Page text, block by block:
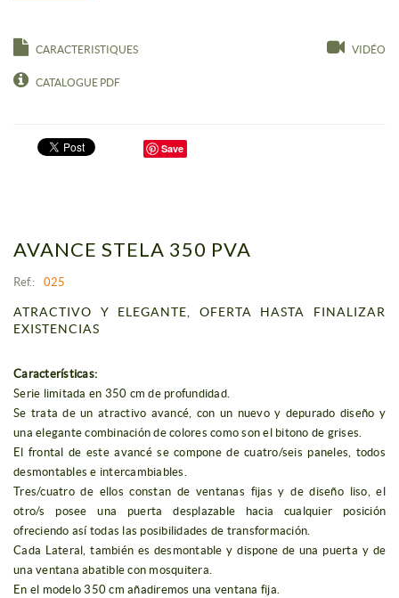
CARACTERISTIQUES
CATALOGUE PDF
VIDÉO
Save
AVANCE STELA 350 PVA
Ref.: 025
ATRACTIVO Y ELEGANTE, OFERTA HASTA FINALIZAR
EXISTENCIAS
Características:
Serie limitada en 350 cm de profundidad.
Se trata de un atractivo avancé, con un nuevo y depurado diseño y
una elegante combinación de colores como son el bitono de grises.
El frontal de este avancé se compone de cuatro/seis paneles, todos
desmontables e intercambiables.
Tres/cuatro de ellos constan de ventanas fijas y de diseño liso, el
otro/s posee una puerta desplazable hacia cualquier posición
ofreciendo así todas las posibilidades de transformación.
Cada Lateral, también es desmontable y dispone de una puerta y de
una ventana abatible con mosquitera.
En el modelo 350 cm añadiremos una ventana fija.